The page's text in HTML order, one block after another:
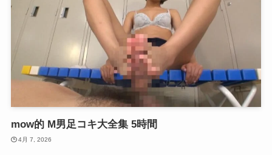
mow的 M男足コキ大全集 5時間
4月 7, 2026